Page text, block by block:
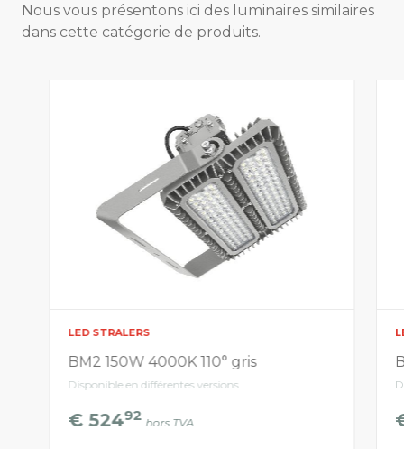
Nous vous présentons ici des luminaires similaires
dans cette catégorie de produits.
LED STRALERS
BM2 150W 4000K 110° gris
Disponible en différentes versions
€ 52492 hors TVA